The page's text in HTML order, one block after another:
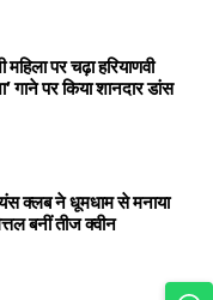
पर चढ़ा हरियाणवी
गाने पर किया शानदार डांस
क्लब ने धूमधाम से मनाया
बनीं तीज क्वीन